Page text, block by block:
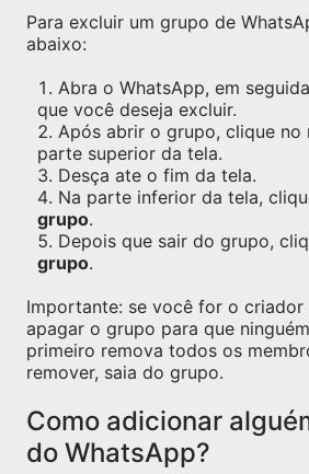
Para excluir um grupo de
abaixo:
Abra o WhatsApp, em
que você deseja excluir.
Após abrir o grupo, clique no
parte superior da tela.
Desça ate o fim da tela.
Na parte inferior da tela,
grupo.
Depois que sair do grupo,
grupo.
Importante: se você for o criador
apagar o grupo para que
primeiro remova todos os
remover, saia do grupo.
Como adicionar
do WhatsApp?